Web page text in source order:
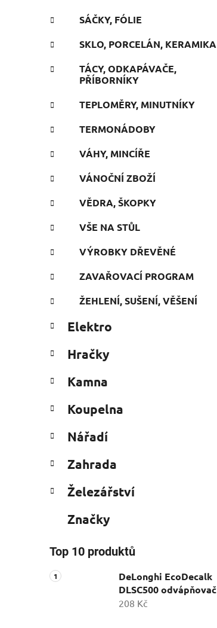
SÁČKY, FÓLIE
SKLO, PORCELÁN, KERAMIKA
TÁCY, ODKAPÁVAČE,
PŘÍBORNÍKY
TEPLOMĚRY, MINUTNÍKY
TERMONÁDOBY
VÁHY, MINCÍŘE
VÁNOČNÍ ZBOŽÍ
VĚDRA, ŠKOPKY
VŠE NA STŮL
VÝROBKY DŘEVĚNÉ
ZAVAŘOVACÍ PROGRAM
ŽEHLENÍ, SUŠENÍ, VĚŠENÍ
Elektro
Hračky
Kamna
Koupelna
Nářadí
Zahrada
Železářství
Značky
Top 10 produktů
DeLonghi EcoDecalk
DLSC500 odvápňovač
208 Kč